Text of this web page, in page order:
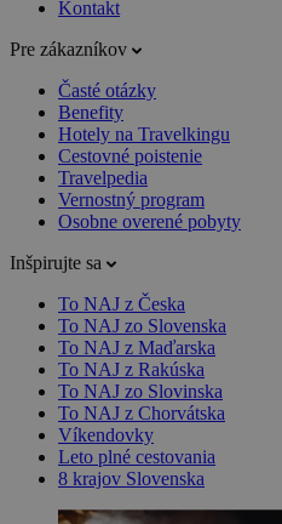
Kontakt
Pre zákazníkov
Časté otázky
Benefity
Hotely na Travelkingu
Cestovné poistenie
Travelpedia
Vernostný program
Osobne overené pobyty
Inšpirujte sa
To NAJ z Česka
To NAJ zo Slovenska
To NAJ z Maďarska
To NAJ z Rakúska
To NAJ zo Slovinska
To NAJ z Chorvátska
Víkendovky
Leto plné cestovania
8 krajov Slovenska